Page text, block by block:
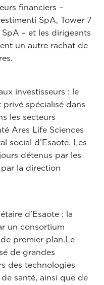
financiers –
SpA, Tower 7
SpA – et les dirigeants
un autre rachat de
investisseurs : le
privé spécialisé dans
les secteurs
Ares Life Sciences
social d’Esaote. Les
détenus par les
la direction
d’Esaote : la
un consortium
premier plan.Le
de grandes
des technologies
santé, ainsi que de